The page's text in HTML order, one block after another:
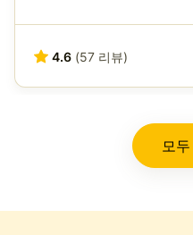
4.6 (57 리뷰)
모